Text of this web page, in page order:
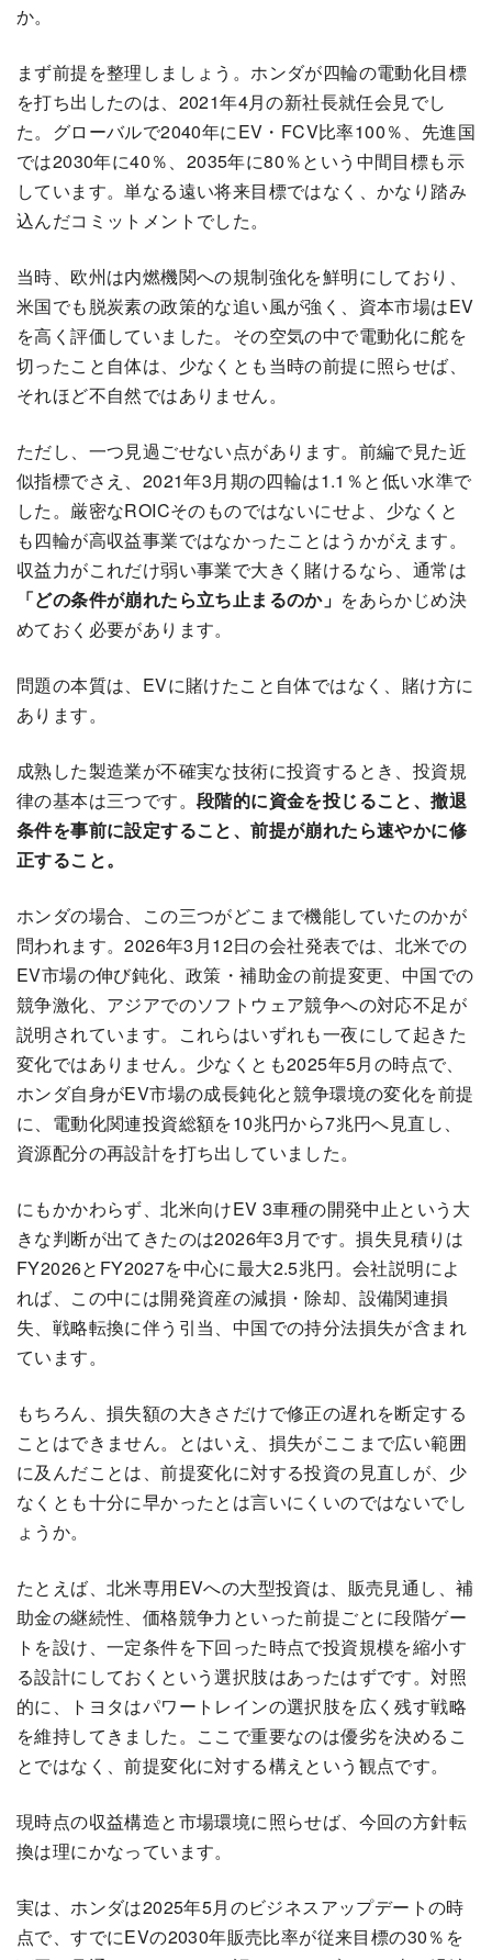
か。
まず前提を整理しましょう。ホンダが四輪の電動化目標
を打ち出したのは、2021年4月の新社長就任会見でし
た。グローバルで2040年にEV・FCV比率100％、先進国
では2030年に40％、2035年に80％という中間目標も示
しています。単なる遠い将来目標ではなく、かなり踏み
込んだコミットメントでした。
当時、欧州は内燃機関への規制強化を鮮明にしており、
米国でも脱炭素の政策的な追い風が強く、資本市場はEV
を高く評価していました。その空気の中で電動化に舵を
切ったこと自体は、少なくとも当時の前提に照らせば、
それほど不自然ではありません。
ただし、一つ見過ごせない点があります。前編で見た近
似指標でさえ、2021年3月期の四輪は1.1％と低い水準で
した。厳密なROICそのものではないにせよ、少なくと
も四輪が高収益事業ではなかったことはうかがえます。
収益力がこれだけ弱い事業で大きく賭けるなら、通常は
「どの条件が崩れたら立ち止まるのか」 をあらかじめ決
めておく必要があります。
問題の本質は、EVに賭けたこと自体ではなく、賭け方に
あります。
成熟した製造業が不確実な技術に投資するとき、投資規
律の基本は三つです。 段階的に資金を投じること、撤退
条件を事前に設定すること、前提が崩れたら速やかに修
正すること。
ホンダの場合、この三つがどこまで機能していたのかが
問われます。2026年3月12日の会社発表では、北米での
EV市場の伸び鈍化、政策・補助金の前提変更、中国での
競争激化、アジアでのソフトウェア競争への対応不足が
説明されています。これらはいずれも一夜にして起きた
変化ではありません。少なくとも2025年5月の時点で、
ホンダ自身がEV市場の成長鈍化と競争環境の変化を前提
に、電動化関連投資総額を10兆円から7兆円へ見直し、
資源配分の再設計を打ち出していました。
にもかかわらず、北米向けEV 3車種の開発中止という大
きな判断が出てきたのは2026年3月です。損失見積りは
FY2026とFY2027を中心に最大2.5兆円。会社説明によ
れば、この中には開発資産の減損・除却、設備関連損
失、戦略転換に伴う引当、中国での持分法損失が含まれ
ています。
もちろん、損失額の大きさだけで修正の遅れを断定する
ことはできません。とはいえ、損失がここまで広い範囲
に及んだことは、前提変化に対する投資の見直しが、少
なくとも十分に早かったとは言いにくいのではないでし
ょうか。
たとえば、北米専用EVへの大型投資は、販売見通し、補
助金の継続性、価格競争力といった前提ごとに段階ゲー
トを設け、一定条件を下回った時点で投資規模を縮小す
る設計にしておくという選択肢はあったはずです。対照
的に、トヨタはパワートレインの選択肢を広く残す戦略
を維持してきました。ここで重要なのは優劣を決めるこ
とではなく、前提変化に対する構えという観点です。
現時点の収益構造と市場環境に照らせば、今回の方針転
換は理にかなっています。
実は、ホンダは2025年5月のビジネスアップデートの時
点で、すでにEVの2030年販売比率が従来目標の30％を